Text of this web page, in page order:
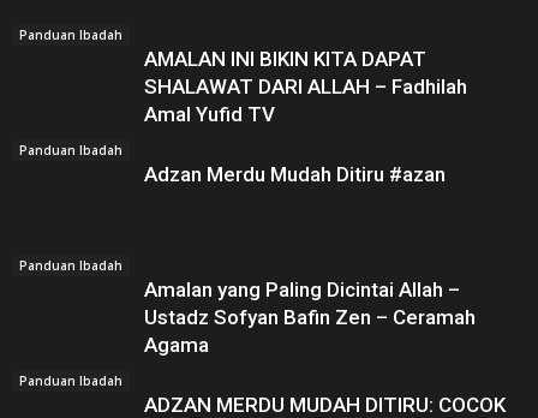
Panduan Ibadah
AMALAN INI BIKIN KITA DAPAT
SHALAWAT DARI ALLAH – Fadhilah
Amal Yufid TV
Panduan Ibadah
Adzan Merdu Mudah Ditiru #azan
Panduan Ibadah
Amalan yang Paling Dicintai Allah –
Ustadz Sofyan Bafin Zen – Ceramah
Agama
Panduan Ibadah
ADZAN MERDU MUDAH DITIRU: COCOK